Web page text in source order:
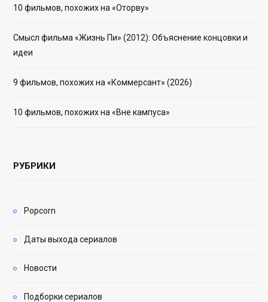
10 фильмов, похожих на «Оторву»
Смысл фильма «Жизнь Пи» (2012): Объяснение концовки и
идеи
9 фильмов, похожих на «Коммерсант» (2026)
10 фильмов, похожих на «Вне кампуса»
РУБРИКИ
Popcorn
Даты выхода сериалов
Новости
Подборки сериалов